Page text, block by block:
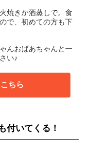
焼きか酒蒸しで。食
で、初めての方も下
んおばあちゃんと一
い♪
ちら
付いてくる！